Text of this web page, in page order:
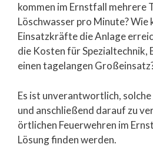
kommen im Ernstfall mehrere
Löschwasser pro Minute? Wie
Einsatzkräfte die Anlage
die Kosten für Spezialtechnik,
einen tagelangen
Es ist unverantwortlich,
und anschließend darauf zu
örtlichen Feuerwehren im
Lösung finden werden.